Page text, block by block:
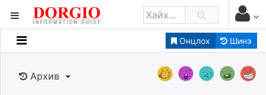
Онцлох Шинэ
Мэдээллийн
Банк санхүү
Архив